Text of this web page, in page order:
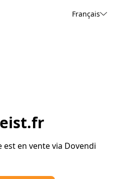
Français
est en vente via Dovendi